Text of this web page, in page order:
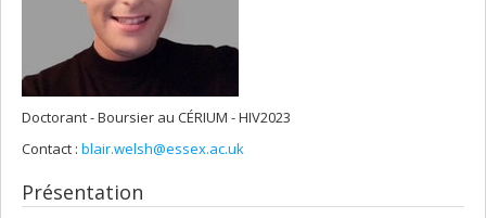
Doctorant - Boursier au CÉRIUM - HIV2023
Contact : blair.welsh@essex.ac.uk
Présentation